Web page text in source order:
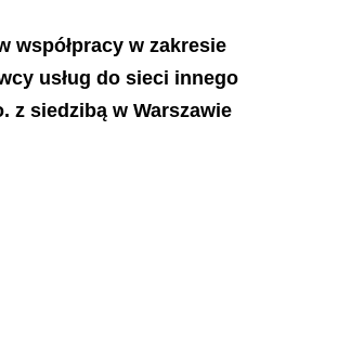
współpracy w zakresie
usług do sieci innego
z siedzibą w Warszawie